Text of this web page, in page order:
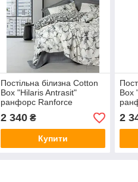
Постільна білизна Cotton
Box "Hilaris Antrasit"
ранфорс Ranforce
бавовняна євро розміру
Туреччина
2 340₴
Купити
Box
2